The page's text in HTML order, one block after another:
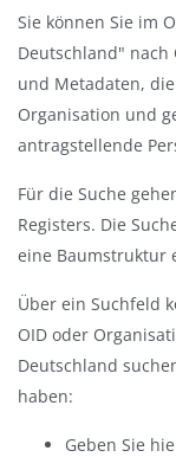
Sie können Sie im
Deutschland" nach
und Metadaten,
Organisation und
antragstellende
Für die Suche
Registers. Die
eine Baumstruktur
Über ein Suchfeld
OID oder
Deutschland
haben:
Geben Sie